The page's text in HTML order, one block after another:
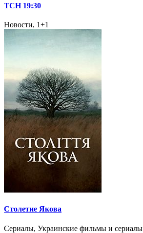
ТСН 19:30
Новости, 1+1
Столетие Якова
Сериалы, Украинские фильмы и сериалы